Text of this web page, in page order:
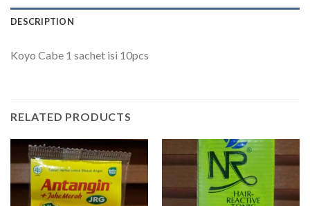
DESCRIPTION
Koyo Cabe 1 sachet isi 10pcs
RELATED PRODUCTS